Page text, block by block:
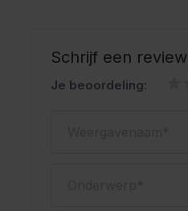
Schrijf een review
Je beoordeling: